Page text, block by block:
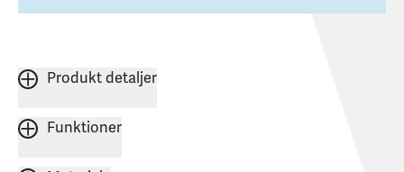
Produkt detaljer
Funktioner